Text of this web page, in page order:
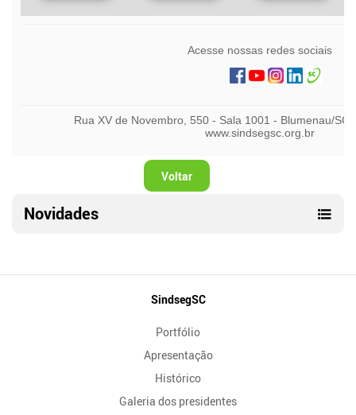
Voltar
Novidades
SindsegSC
Portfólio
Apresentação
Histórico
Galeria dos presidentes